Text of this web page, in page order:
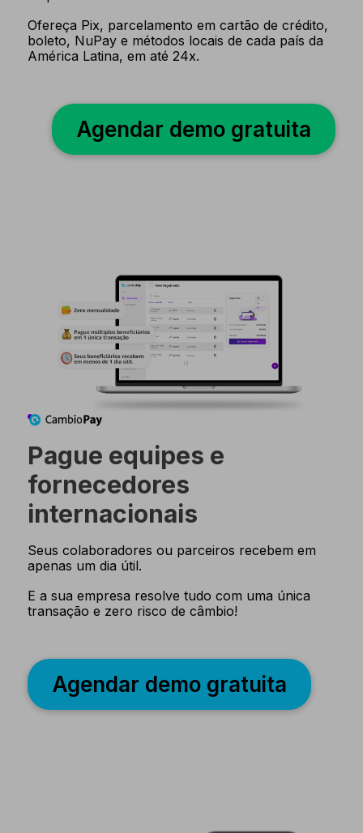
Ofereça Pix, parcelamento em cartão de crédito,
boleto, NuPay e métodos locais de cada país da
América Latina, em até 24x.
Agendar demo gratuita
Pague equipes e
fornecedores
internacionais
Seus colaboradores ou parceiros recebem em
apenas um dia útil.
E a sua empresa resolve tudo com uma única
transação e zero risco de câmbio!
Agendar demo gratuita